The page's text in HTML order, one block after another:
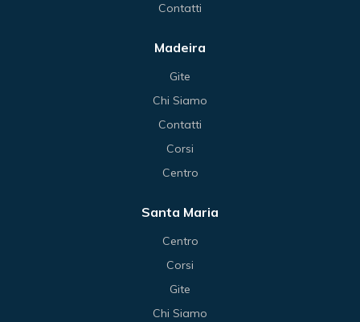
Contatti
Madeira
Gite
Chi Siamo
Contatti
Corsi
Centro
Santa Maria
Centro
Corsi
Gite
Chi Siamo